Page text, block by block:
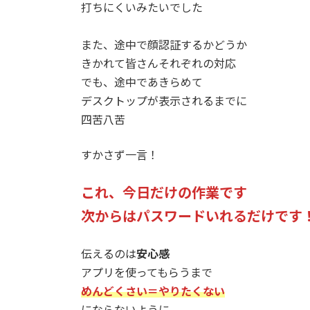
打ちにくいみたいでした
また、途中で顔認証するかどうか
きかれて皆さんそれぞれの対応
でも、途中であきらめて
デスクトップが表示されるまでに
四苦八苦
すかさず一言！
これ、今日だけの作業です
次からはパスワードいれるだけです
伝えるのは安心感
アプリを使ってもらうまで
めんどくさい＝やりたくない